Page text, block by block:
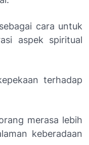
cara untuk
aspek spiritual
terhadap
merasa lebih
keberadaan